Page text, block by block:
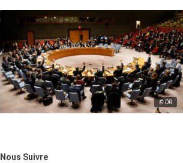
© DR
Nous Suivre